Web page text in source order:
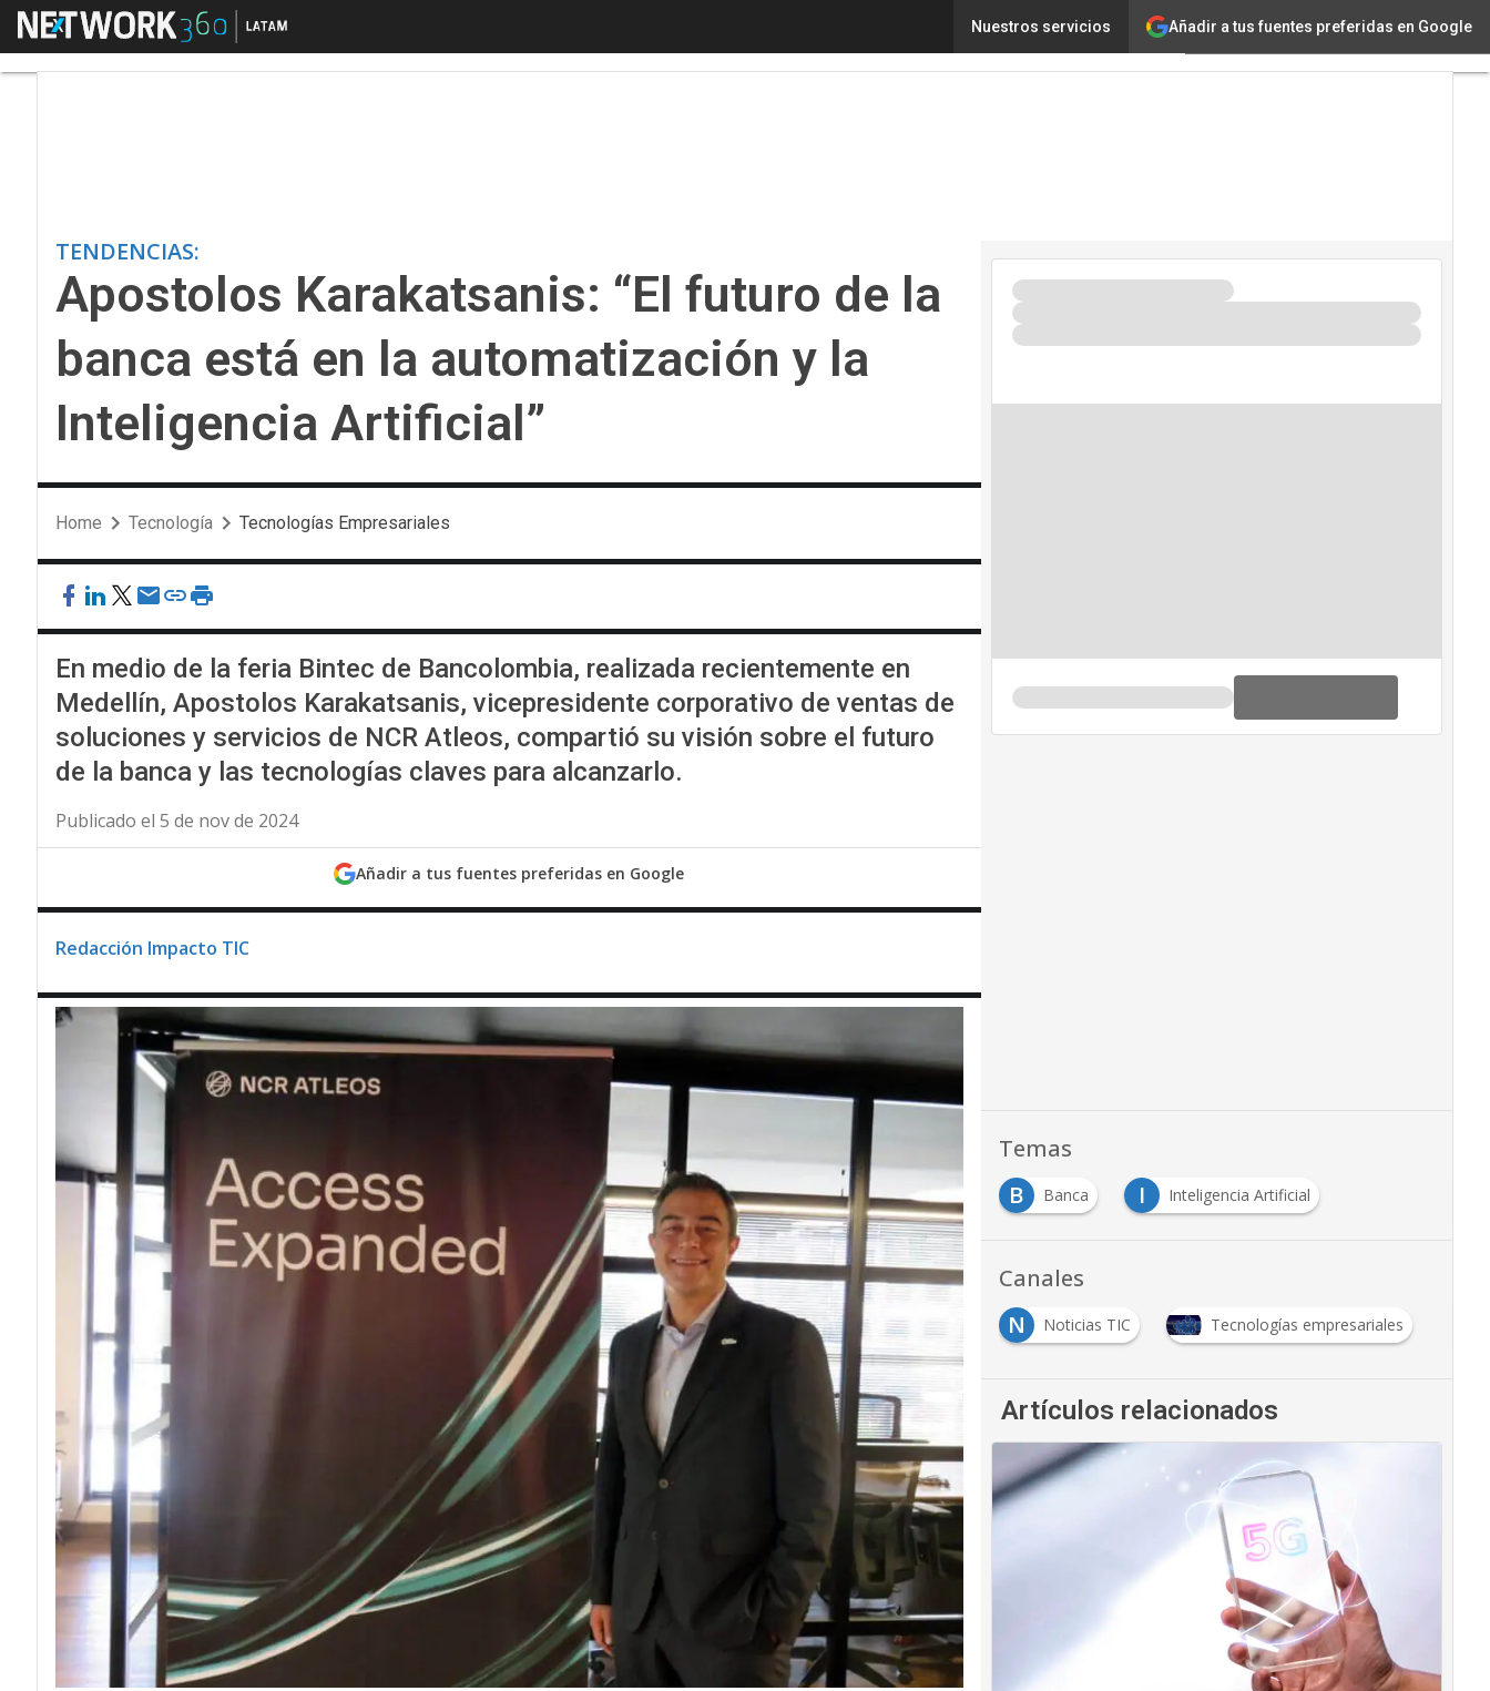
Añadir a tus fuentes preferidas en Google
Nuestros servicios
Menú Apostolos Karakatsanis: “El futuro de la banca está en la automatización y la Inteligencia Artificial”Tecnología
Artificial
Ciberseguridad
TENDENCIAS:
Apostolos Karakatsanis: “El futuro de la
banca está en la automatización y la
Inteligencia Artificial”
Home Tecnología Tecnologías Empresariales
En medio de la feria Bintec de Bancolombia, realizada recientemente en
Medellín, Apostolos Karakatsanis, vicepresidente corporativo de ventas de
soluciones y servicios de NCR Atleos, compartió su visión sobre el futuro
de la banca y las tecnologías claves para alcanzarlo.
Publicado el 5 de nov de 2024
Añadir a tus fuentes preferidas en Google
Redacción Impacto TIC
Temas
B
Banca I Inteligencia Artificial
Canales
N
Noticias TIC Tecnologías empresariales
Artículos relacionados